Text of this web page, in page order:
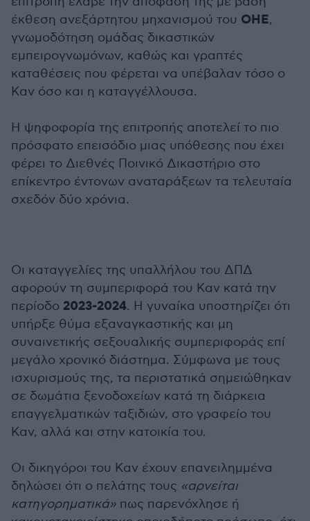
έκθεση ανεξάρτητου μηχανισμού του ΟΗΕ,
γνωμοδότηση ομάδας δικαστικών
εμπειρογνωμόνων, καθώς και γραπτές
καταθέσεις που φέρεται να υπέβαλαν τόσο ο
Καν όσο και η καταγγέλλουσα.
Η ψηφοφορία της επιτροπής αποτελεί το πιο
πρόσφατο επεισόδιο μιας υπόθεσης που έχει
φέρει το Διεθνές Ποινικό Δικαστήριο στο
επίκεντρο έντονων αναταράξεων τα τελευταία
σχεδόν δύο χρόνια.
Οι καταγγελίες της υπαλλήλου του ΔΠΔ
αφορούν τη συμπεριφορά του Καν κατά την
περίοδο 2023-2024. Η γυναίκα υποστηρίζει ότι
υπήρξε θύμα εξαναγκαστικής και μη
συναινετικής σεξουαλικής συμπεριφοράς επί
μεγάλο χρονικό διάστημα. Σύμφωνα με τους
ισχυρισμούς της, τα περιστατικά σημειώθηκαν
σε δωμάτια ξενοδοχείων κατά τη διάρκεια
επαγγελματικών ταξιδιών, στο γραφείο του
Καν, αλλά και στην κατοικία του.
Οι δικηγόροι του Καν έχουν επανειλημμένα
δηλώσει ότι ο πελάτης τους «αρνείται
κατηγορηματικά» πως παρενόχλησε ή